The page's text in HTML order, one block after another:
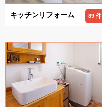
キッチンリフォーム 89 件